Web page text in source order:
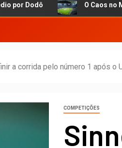
O Caos no Mestalla
a corrida pelo número 1 após o
COMPETIÇÕES